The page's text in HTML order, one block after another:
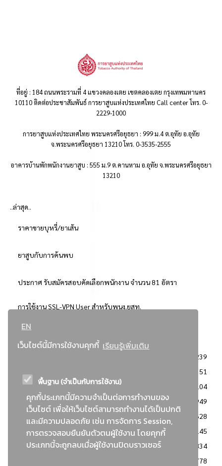
EN
เว็บไซต์นี้มีการใช้งานคุกกี้ เรียนรู้เพิ่มเติม
พื้นฐาน (จำเป็นกับการใช้งาน)
คุกกี้ประเภทนี้มีความจำเป็นต่อการทำงานของ
เว็บไซต์ เพื่อให้เว็บไซต์สามารถทำงานได้เป็นปกติ
และมีความปลอดภัย เช่น การจัดการ Session,
การตรวจสอบยืนยันตัวตนผู้ใช้งาน โดยคุกกี้
ประเภทนี้จะถูกลบเมื่อผู้ใช้งานปิดบราวเซอร์
ที่อยู่ : 184 ถนนพระรามที่ 4 แขวงคลองเตย เขตคลองเตย กรุงเทพมหานคร
10110 ติดต่อประชาสัมพันธ์ การยาสูบแห่งประเทศไทย Call center โทร. 0-
2229-1000
การยาสูบแห่งประเทศไทย พระนครศรีอยุธยา : 999 ม.4 ต.อุทัย อ.อุทัย
จ.พระนครศรีอยุธยา 13210 โทร. 0-3535-2555
อาคารบ้านพักพนักงานยาสูบ : 555 ม.9 ต.คานหาม อ.อุทัย จ.พระนครศรีอยุธยา
13210
..ล่าสุด..
ราคาขายบุหรี่/ยาเส้น
ยาสูบกับการค้นพบ
ประกาศ รับสมัครสอบคัดเลือกพนักงาน จำนวน 81 อัตรา
การใช้งาน SSL-VPN User สำหรับพนง.ยสท.
..ยอดนิยม..
3239
2351
: วิธีเฉพาะเจาะจง
2104
ข่าวสาร/ประกาศ
1949
: เอกสารส่งเสริมความโปร่งใสในการจัดซื้อจัดจ้าง
1628
ข่าวสารจัดซื้อจัดจ้าง
1145
: แผนการจัดซื้อจัดจ้าง
834
778